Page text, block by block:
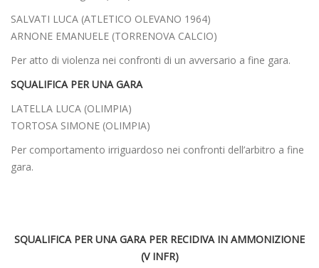
SALVATI LUCA (ATLETICO OLEVANO 1964)
ARNONE EMANUELE (TORRENOVA CALCIO)
Per atto di violenza nei confronti di un avversario a fine gara.
SQUALIFICA PER UNA GARA
LATELLA LUCA (OLIMPIA)
TORTOSA SIMONE (OLIMPIA)
Per comportamento irriguardoso nei confronti dell’arbitro a fine
gara.
SQUALIFICA PER UNA GARA PER RECIDIVA IN AMMONIZIONE
(V INFR)